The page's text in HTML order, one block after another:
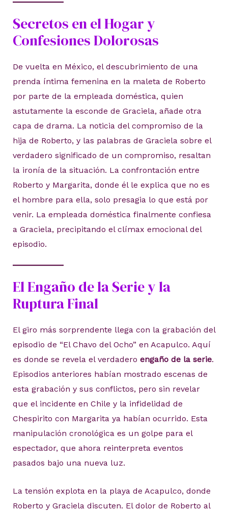
Secretos en el Hogar y
Confesiones Dolorosas
De vuelta en México, el descubrimiento de una
prenda íntima femenina en la maleta de Roberto
por parte de la empleada doméstica, quien
astutamente la esconde de Graciela, añade otra
capa de drama. La noticia del compromiso de la
hija de Roberto, y las palabras de Graciela sobre el
verdadero significado de un compromiso, resaltan
la ironía de la situación. La confrontación entre
Roberto y Margarita, donde él le explica que no es
el hombre para ella, solo presagia lo que está por
venir. La empleada doméstica finalmente confiesa
a Graciela, precipitando el clímax emocional del
episodio.
El Engaño de la Serie y la
Ruptura Final
El giro más sorprendente llega con la grabación del
episodio de “El Chavo del Ocho” en Acapulco. Aquí
es donde se revela el verdadero engaño de la serie.
Episodios anteriores habían mostrado escenas de
esta grabación y sus conflictos, pero sin revelar
que el incidente en Chile y la infidelidad de
Chespirito con Margarita ya habían ocurrido. Esta
manipulación cronológica es un golpe para el
espectador, que ahora reinterpreta eventos
pasados bajo una nueva luz.
La tensión explota en la playa de Acapulco, donde
Roberto y Graciela discuten. El dolor de Roberto al